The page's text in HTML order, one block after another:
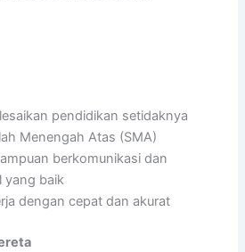
pendidikan setidaknya
Menengah Atas (SMA)
berkomunikasi dan
yang baik
dengan cepat dan akurat